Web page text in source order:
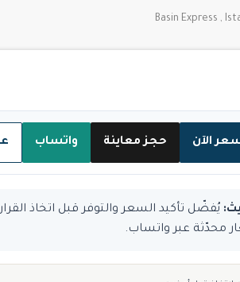
Basin Express ,
الآن حجز معاينة واتساب
محدّثة عبر واتساب.